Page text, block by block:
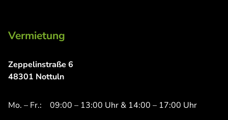
Vermietung
Zeppelinstraße 6
48301 Nottuln
Mo. – Fr.:
09:00 – 13:00 Uhr & 14:00 – 17:00 Uhr